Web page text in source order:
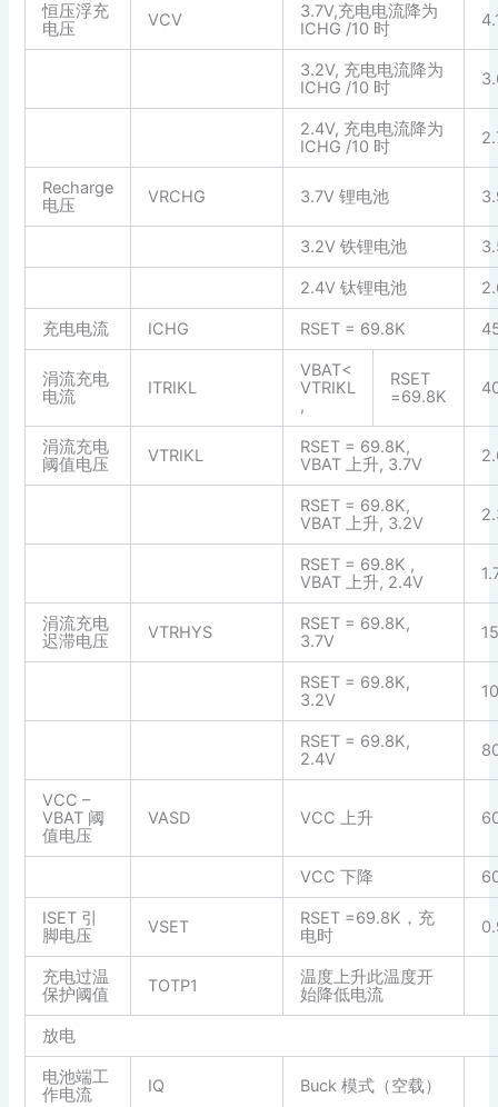
恒压浮充
电压
VCV
3.7V,充电电流降为
ICHG /10 时
3.2V, 充电电流降为
ICHG /10 时
2.4V, 充电电流降为
ICHG /10 时
Recharge
电压
VRCHG 3.7V 锂电池
3.2V 铁锂电池
2.4V 钛锂电池
充电电流 ICHG RSET = 69.8K
涓流充电
电流
ITRIKL
VBAT<
VTRIKL
,
RSET
=69.8K
涓流充电
阈值电压
VTRIKL
RSET = 69.8K,
VBAT 上升, 3.7V
RSET = 69.8K,
VBAT 上升, 3.2V
RSET = 69.8K ,
VBAT 上升, 2.4V
涓流充电
迟滞电压
VTRHYS
RSET = 69.8K,
3.7V
RSET = 69.8K,
3.2V
RSET = 69.8K,
2.4V
VCC –
VBAT 阈
值电压
VASD VCC 上升
VCC 下降
ISET 引
脚电压
VSET
RSET =69.8K，充
电时
充电过温
保护阈值
TOTP1
温度上升此温度开
始降低电流
放电
电池端工
作电流
IQ Buck 模式（空载）